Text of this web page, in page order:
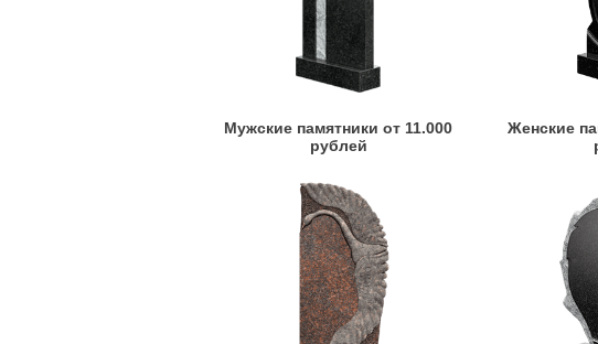
Мужские памятники от 11.000
рублей
Женские